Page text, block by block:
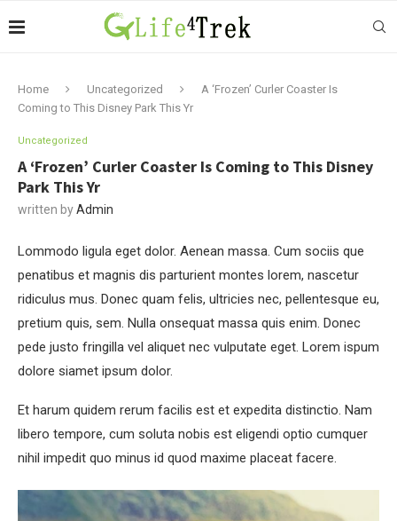
Home Uncategorized
A ‘Frozen’ Curler Coaster Is
Coming to This Disney Park This Yr
Uncategorized
A ‘Frozen’ Curler Coaster Is Coming to This Disney
Park This Yr
written byAdmin
Lommodo ligula eget dolor. Aenean massa. Cum sociis que
penatibus et magnis dis parturient montes lorem, nascetur
ridiculus mus. Donec quam felis, ultricies nec, pellentesque eu,
pretium quis, sem. Nulla onsequat massa quis enim. Donec
pede justo fringilla vel aliquet nec vulputate eget. Lorem ispum
dolore siamet ipsum dolor.
Et harum quidem rerum facilis est et expedita distinctio. Nam
libero tempore, cum soluta nobis est eligendi optio cumquer
nihil impedit quo minus id quod maxime placeat facere.